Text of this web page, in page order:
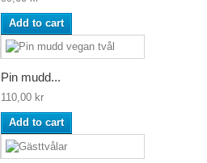
Add to cart
Pin mudd...
110,00 kr
Add to cart